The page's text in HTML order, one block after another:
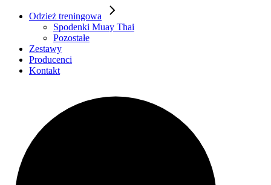
Odzież treningowa
Spodenki Muay Thai
Pozostałe
Zestawy
Producenci
Kontakt